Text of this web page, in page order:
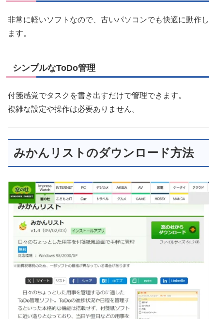
非常に軽いソフトなので、古いパソコンでも快適に動作し
ます。
シンプルなToDo管理
付箋感覚でタスクを書き出すだけで管理できます。
複雑な設定や操作は必要ありません。
みかんリストのダウンロード方法